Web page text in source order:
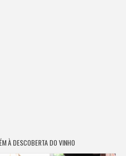
À DESCOBERTA DO VINHO